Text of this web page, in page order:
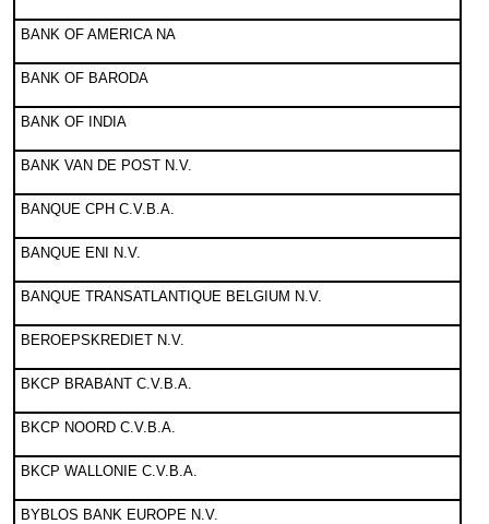
BANK OF AMERICA NA
BANK OF BARODA
BANK OF INDIA
BANK VAN DE POST N.V.
BANQUE CPH C.V.B.A.
BANQUE ENI N.V.
BANQUE TRANSATLANTIQUE BELGIUM N.V.
BEROEPSKREDIET N.V.
BKCP BRABANT C.V.B.A.
BKCP NOORD C.V.B.A.
BKCP WALLONIE C.V.B.A.
BYBLOS BANK EUROPE N.V.